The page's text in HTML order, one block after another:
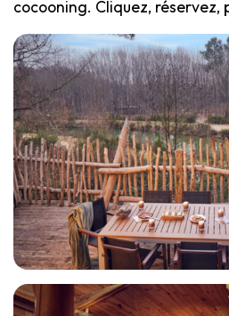
cocooning. Cliquez, réservez,